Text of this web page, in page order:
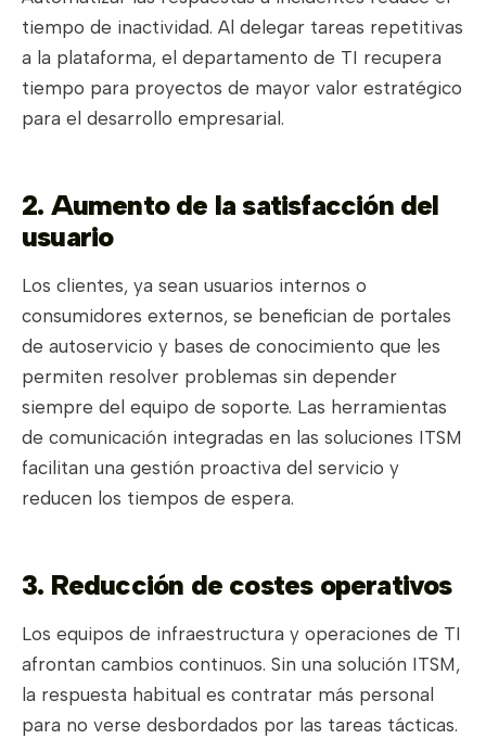
tiempo de inactividad. Al delegar tareas repetitivas
a la plataforma, el departamento de TI recupera
tiempo para proyectos de mayor valor estratégico
para el desarrollo empresarial.
2. Aumento de la satisfacción del
usuario
Los clientes, ya sean usuarios internos o
consumidores externos, se benefician de portales
de autoservicio y bases de conocimiento que les
permiten resolver problemas sin depender
siempre del equipo de soporte. Las herramientas
de comunicación integradas en las soluciones ITSM
facilitan una gestión proactiva del servicio y
reducen los tiempos de espera.
3. Reducción de costes operativos
Los equipos de infraestructura y operaciones de TI
afrontan cambios continuos. Sin una solución ITSM,
la respuesta habitual es contratar más personal
para no verse desbordados por las tareas tácticas.